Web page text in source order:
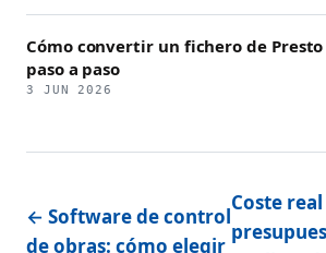
Cómo convertir un fichero de Presto
paso a paso
3 JUN 2026
← Software de control
de obras: cómo elegir
Coste